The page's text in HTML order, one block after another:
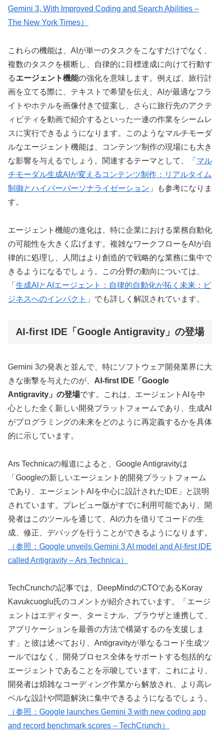
Gemini 3, With Improved Coding and Search Abilities –
The New York Times）
これらの機能は、AIが単一のタスクをこなすだけでなく、
複数のタスクを横断し、自律的に目標達成に向けて行動す
るエージェント機能の強化を意味します。例えば、旅行計
画を立てる際に、テキストで希望を伝え、AIが最適なフラ
イトやホテルを画像付きで提案し、さらに旅行先のアクテ
ィビティを動画で紹介するといった一連の作業をシームレ
スに実行できるようになります。このようなマルチモーダ
ルなエージェント機能は、コンテンツ制作の現場にも大き
な影響を与えるでしょう。関連するテーマとして、「 マル
チモーダル生成AIが変えるコンテンツ制作：リアルタイム
制御とハイパーパーソナライゼーション 」も参考になりま
す。
エージェント機能の進化は、特に企業における業務自動化
の可能性を大きく広げます。複雑なワークフローをAIが自
律的に処理し、人間はより創造的で戦略的な業務に集中で
きるようになるでしょう。この分野の動向については、
「 生成AIとAIエージェント：自律的自動化が拓く未来：ビ
ジネスへのインパクト 」でも詳しく解説されています。
AI-first IDE「Google Antigravity」の登場
Gemini 3の発表と並んで、特にソフトウェア開発業界に大
きな衝撃を与えたのが、 AI-first IDE「Google
Antigravity」の登場です。これは、エージェントAIを中
心とした全く新しい開発プラットフォームであり、生成AI
がプログラミングの未来をどのように再定義するかを具体
的に示しています。
Ars Technicaの報道によると、Google Antigravityは
「Googleの新しいエージェント的開発プラットフォーム
であり、エージェントAIを中心に設計されたIDE」と説明
されています。プレビュー版がすでに利用可能であり、開
発者はこのツールを通じて、AIの力を借りてコードの生
成、修正、デバッグを行うことができるようになります。
（参照：Google unveils Gemini 3 AI model and AI-first IDE
called Antigravity – Ars Technica）
TechCrunchの記事では、DeepMindのCTOであるKoray
Kavukcuoglu氏のコメントが紹介されています。「エージ
ェントはエディター、ターミナル、ブラウザと連携して、
アプリケーションを最善の方法で構築するのを支援しま
す」と彼は述べており、Antigravityが単なるコード生成ツ
ールではなく、開発プロセス全体をサポートする包括的な
エージェントであることを示唆しています。これにより、
開発者は煩雑なコーディング作業から解放され、より高レ
ベルな設計や問題解決に集中できるようになるでしょう。
（参照：Google launches Gemini 3 with new coding app
and record benchmark scores – TechCrunch）